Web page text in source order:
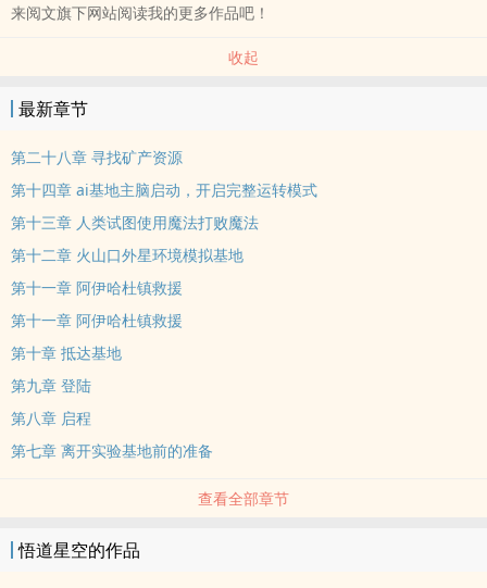
来阅文旗下网站阅读我的更多作品吧！
收起
最新章节
第二十八章 寻找矿产资源
第十四章 ai基地主脑启动，开启完整运转模式
第十三章 人类试图使用魔法打败魔法
第十二章 火山口外星环境模拟基地
第十一章 阿伊哈杜镇救援
第十一章 阿伊哈杜镇救援
第十章 抵达基地
第九章 登陆
第八章 启程
第七章 离开实验基地前的准备
查看全部章节
悟道星空的作品